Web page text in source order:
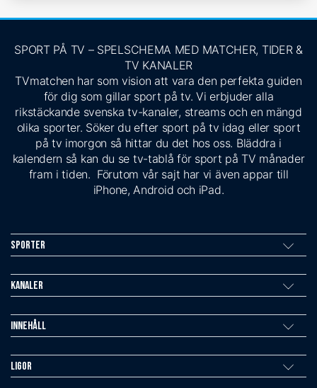
SPORT PÅ TV – SPELSCHEMA MED MATCHER, TIDER &
TV KANALER
TVmatchen har som vision att vara den perfekta guiden
för dig som gillar sport på tv. Vi erbjuder alla
rikstäckande svenska tv-kanaler, streams och en mängd
olika sporter. Söker du efter sport på tv idag eller sport
på tv imorgon så hittar du det hos oss. Bläddra i
kalendern så kan du se tv-tablå för sport på TV månader
fram i tiden. Förutom vår sajt har vi även appar till
iPhone, Android och iPad.
Sporter
Kanaler
Innehåll
Ligor